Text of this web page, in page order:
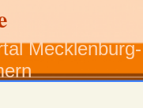
Mecklenburg-